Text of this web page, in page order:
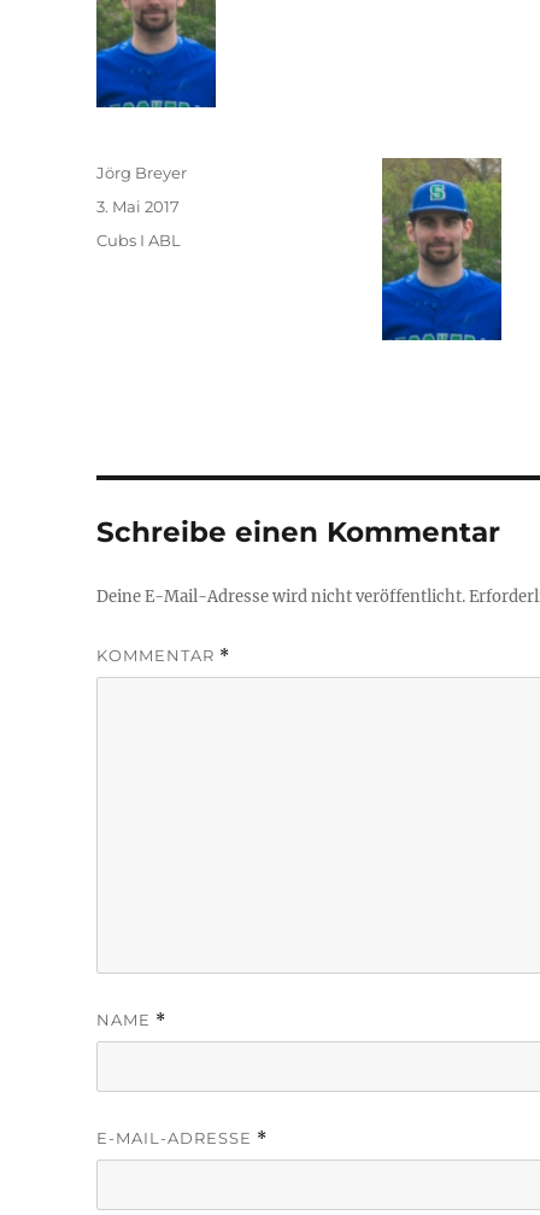
Autor
Jörg Breyer
Veröffentlicht
am
3. Mai 2017
Kategorien
Cubs I ABL
Schreibe einen Kommentar
Deine E-Mail-Adresse wird nicht veröffentlicht.
KOMMENTAR *
NAME *
E-MAIL-ADRESSE *